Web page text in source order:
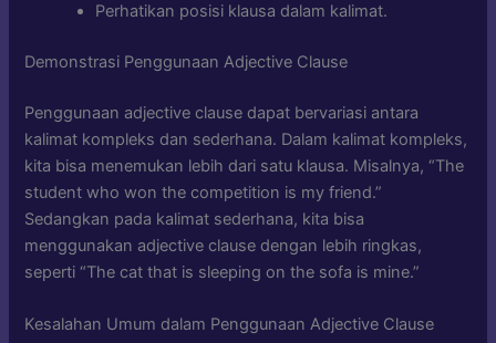
Perhatikan posisi klausa dalam kalimat.
Demonstrasi Penggunaan Adjective Clause
Penggunaan adjective clause dapat bervariasi antara
kalimat kompleks dan sederhana. Dalam kalimat kompleks,
kita bisa menemukan lebih dari satu klausa. Misalnya, “The
student who won the competition is my friend.”
Sedangkan pada kalimat sederhana, kita bisa
menggunakan adjective clause dengan lebih ringkas,
seperti “The cat that is sleeping on the sofa is mine.”
Kesalahan Umum dalam Penggunaan Adjective Clause